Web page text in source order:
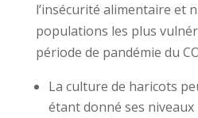
l’insécurité alimentaire et
populations les plus
période de pandémie du
La culture de haricots
étant donné ses niveaux